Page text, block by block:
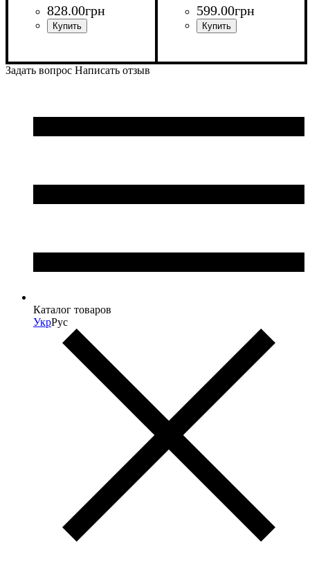
828.00грн 599.00грн
Задать вопрос Написать отзыв
Каталог товаров
УкрРус